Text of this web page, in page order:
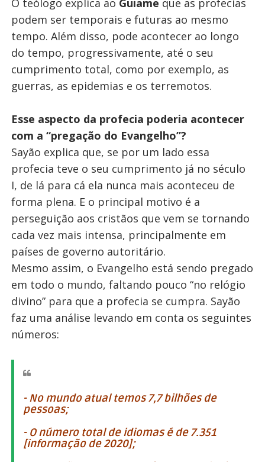
O teólogo explica ao Guiame que as profecias
podem ser temporais e futuras ao mesmo
tempo. Além disso, pode acontecer ao longo
do tempo, progressivamente, até o seu
cumprimento total, como por exemplo, as
guerras, as epidemias e os terremotos.
Esse aspecto da profecia poderia acontecer
com a “pregação do Evangelho”?
Sayão explica que, se por um lado essa
profecia teve o seu cumprimento já no século
I, de lá para cá ela nunca mais aconteceu de
forma plena. E o principal motivo é a
perseguição aos cristãos que vem se tornando
cada vez mais intensa, principalmente em
países de governo autoritário.
Mesmo assim, o Evangelho está sendo pregado
em todo o mundo, faltando pouco “no relógio
divino” para que a profecia se cumpra. Sayão
faz uma análise levando em conta os seguintes
números:
- No mundo atual temos 7,7 bilhões de
pessoas;
- O número total de idiomas é de 7.351
[informação de 2020];